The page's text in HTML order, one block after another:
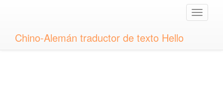
Toggle
Chino-Alemán traductor de texto Hello